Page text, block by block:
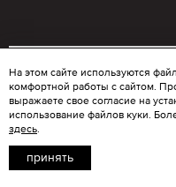
© BLOOMGROUP
материалов сайта
На этом сайте используются
комфортной работы с сайтом.
выражаете свое согласие на
использование файлов куки.
здесь.
принять